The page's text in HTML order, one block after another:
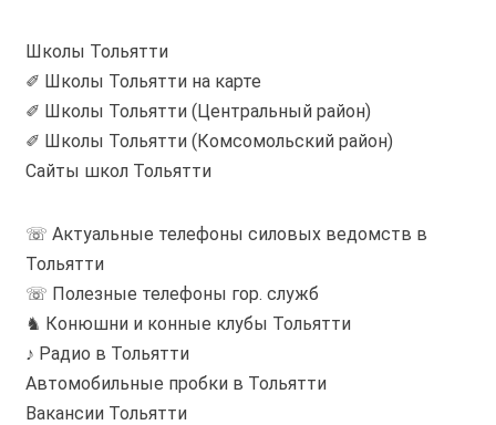
Школы Тольятти
✐ Школы Тольятти на карте
✐ Школы Тольятти (Центральный район)
✐ Школы Тольятти (Комсомольский район)
Сайты школ Тольятти
☏ Актуальные телефоны силовых ведомств в
Тольятти
☏ Полезные телефоны гор. служб
♞ Конюшни и конные клубы Тольятти
♪ Радио в Тольятти
Автомобильные пробки в Тольятти
Вакансии Тольятти